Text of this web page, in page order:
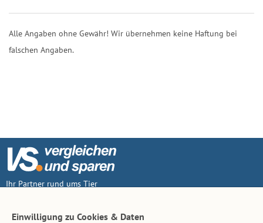
Alle Angaben ohne Gewähr! Wir übernehmen keine Haftung bei
falschen Angaben.
Ihr Partner rund ums Tier
Einwilligung zu Cookies & Daten